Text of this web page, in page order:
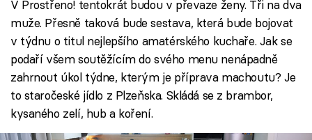
V Prostřeno! tentokrát budou v převaze ženy. Tři na dva
muže. Přesně taková bude sestava, která bude bojovat
v týdnu o titul nejlepšího amatérského kuchaře. Jak se
podaří všem soutěžícím do svého menu nenápadně
zahrnout úkol týdne, kterým je příprava machoutu? Je
to staročeské jídlo z Plzeňska. Skládá se z brambor,
kysaného zelí, hub a koření.